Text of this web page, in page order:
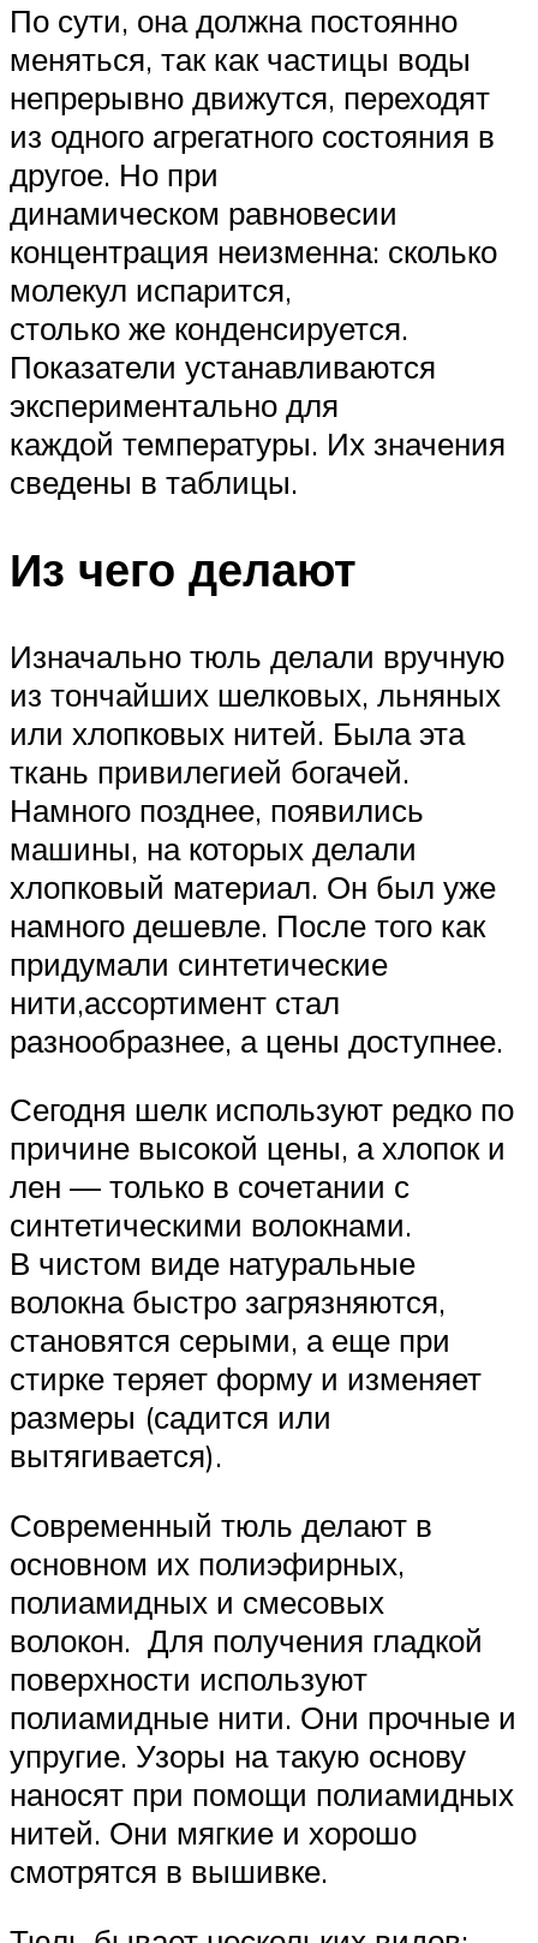
По сути, она должна постоянно
меняться, так как частицы воды
непрерывно движутся, переходят
из одного агрегатного состояния в
другое. Но при
динамическом равновесии
концентрация неизменна: сколько
молекул испарится,
столько же конденсируется.
Показатели устанавливаются
экспериментально для
каждой температуры. Их значения
сведены в таблицы.
Из чего делают
Изначально тюль делали вручную
из тончайших шелковых, льняных
или хлопковых нитей. Была эта
ткань привилегией богачей.
Намного позднее, появились
машины, на которых делали
хлопковый материал. Он был уже
намного дешевле. После того как
придумали синтетические
нити,ассортимент стал
разнообразнее, а цены доступнее.
Сегодня шелк используют редко по
причине высокой цены, а хлопок и
лен — только в сочетании с
синтетическими волокнами.
В чистом виде натуральные
волокна быстро загрязняются,
становятся серыми, а еще при
стирке теряет форму и изменяет
размеры (садится или
вытягивается).
Современный тюль делают в
основном их полиэфирных,
полиамидных и смесовых
волокон. Для получения гладкой
поверхности используют
полиамидные нити. Они прочные и
упругие. Узоры на такую основу
наносят при помощи полиамидных
нитей. Они мягкие и хорошо
смотрятся в вышивке.